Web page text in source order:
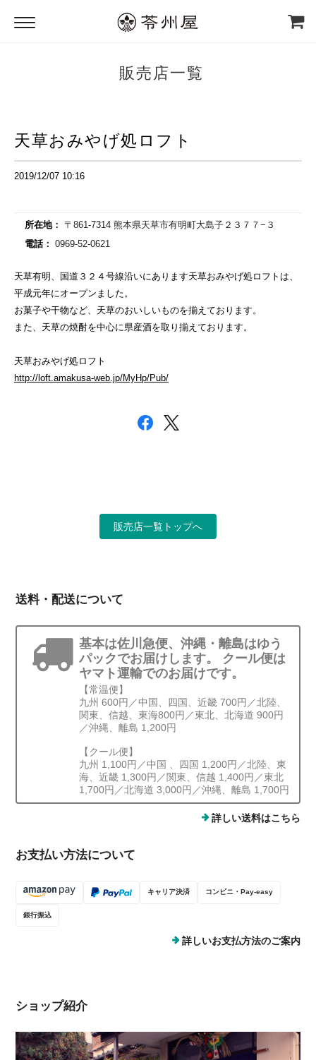
販売店一覧
天草おみやげ処ロフト
2019/12/07 10:16
所在地： 〒861-7314 熊本県天草市有明町大島子２３７７−３
電話： 0969-52-0621
天草有明、国道３２４号線沿いにあります天草おみやげ処ロフトは、
平成元年にオープンました。
お菓子や干物など、天草のおいしいものを揃えております。
また、天草の焼酎を中心に県産酒を取り揃えております。
天草おみやげ処ロフト
http://loft.amakusa-web.jp/MyHp/Pub/
販売店一覧トップへ
送料・配送について
基本は佐川急便、沖縄・離島はゆう
パックでお届けします。 クール便は
ヤマト運輸でのお届けです。
【常温便】
九州 600円／中国、四国、近畿 700円／北陸、
関東、信越、東海800円／東北、北海道 900円
／沖縄、離島 1,200円
【クール便】
九州 1,100円／中国 、四国 1,200円／北陸、東
海、近畿 1,300円／関東、信越 1,400円／東北
1,700円／北海道 3,000円／沖縄、離島 1,700円
詳しい送料はこちら
お支払い方法について
キャリア決済 コンビニ・Pay-easy
銀行振込
詳しいお支払方法のご案内
ショップ紹介